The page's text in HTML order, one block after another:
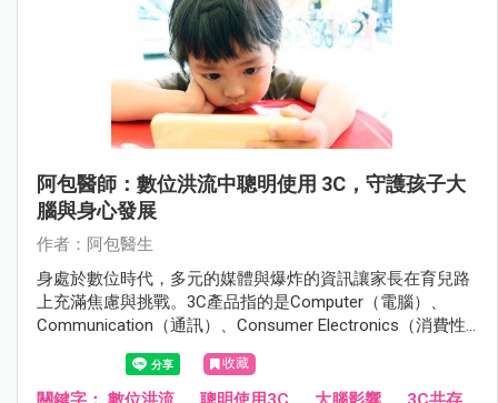
阿包醫師：數位洪流中聰明使用 3C，守護孩子大
腦與身心發展
作者：阿包醫生
身處於數位時代，多元的媒體與爆炸的資訊讓家長在育兒路
上充滿焦慮與挑戰。3C產品指的是Computer（電腦）、
Communication（通訊）、Consumer Electronics（消費性
電子產品），涵蓋了電腦、手機、平板、數位相機、智慧家
電等眾多產品，以下內文提到的3C產品主要指手機、平板和
電視。
收藏